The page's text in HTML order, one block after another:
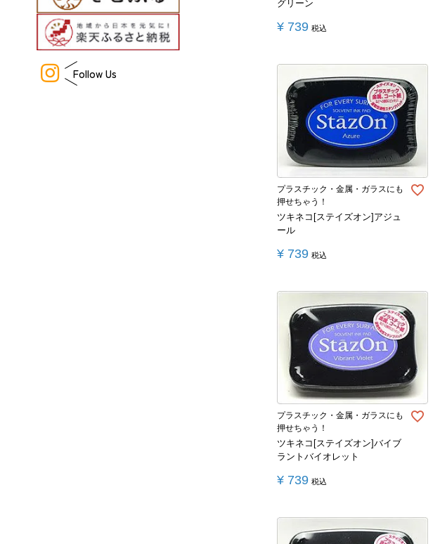
Follow Us
グリーン
¥ 739 税込
プラスチック・金属・ガラスにも
押せちゃう！
ツキネコ[ステイズオン]アジュ
ール
¥ 739 税込
プラスチック・金属・ガラスにも
押せちゃう！
ツキネコ[ステイズオン]バイブ
ラントバイオレット
¥ 739 税込